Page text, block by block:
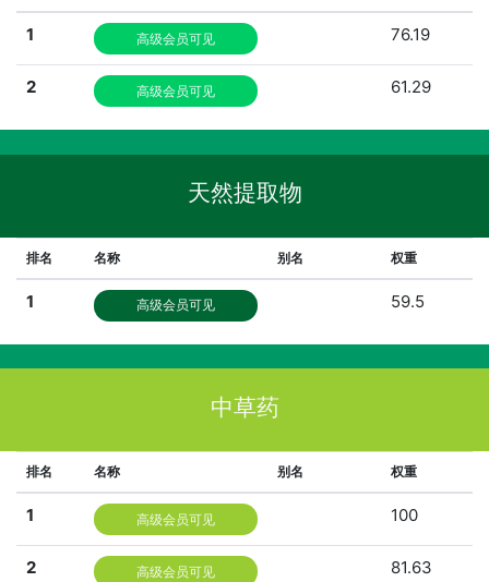
1 高级会员可见 76.19
2 高级会员可见 61.29
天然提取物
排名 名称 别名 权重
1 高级会员可见 59.5
中草药
排名 名称 别名 权重
1 高级会员可见 100
2 高级会员可见 81.63